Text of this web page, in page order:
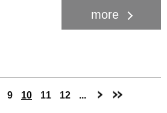
9 10 11 12 ...